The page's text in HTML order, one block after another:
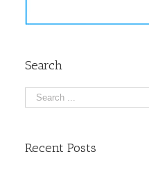
Search
Recent Posts